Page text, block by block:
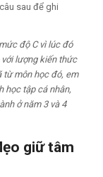
sau để ghi
độ C vì lúc đó
lượng kiến thức
từ môn học đó, em
học tập cá nhân,
ở năm 3 và 4
giữ tâm